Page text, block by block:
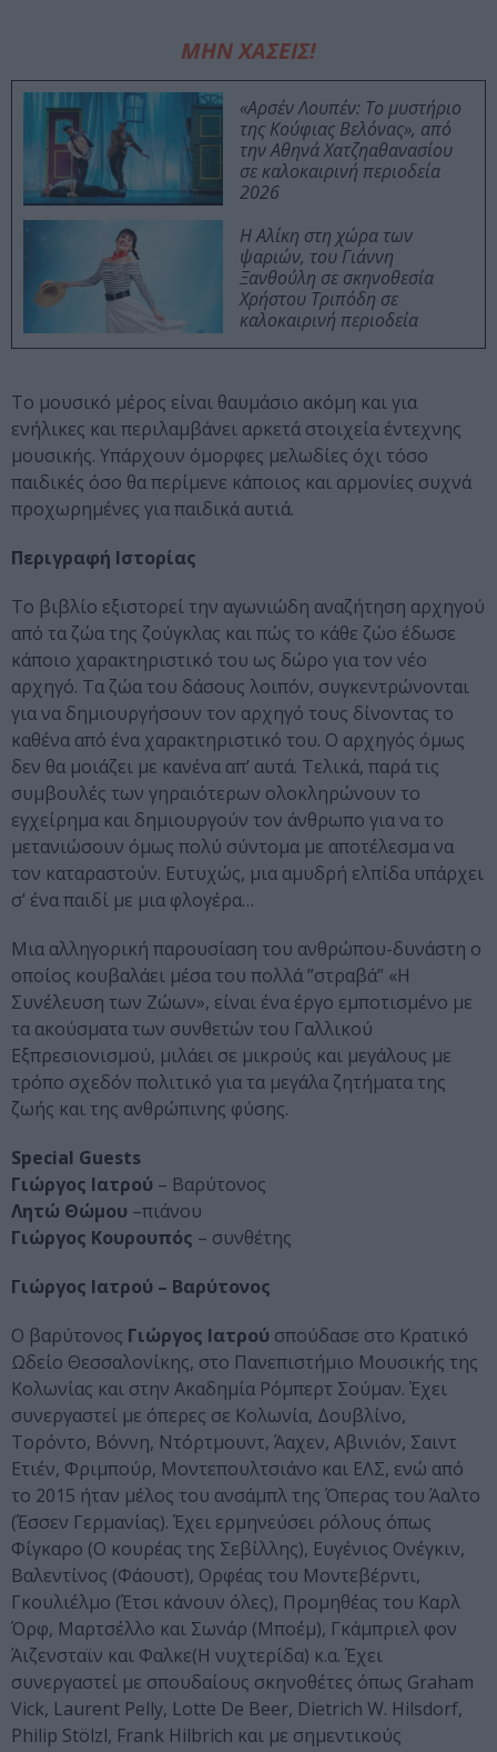
ΜΗΝ ΧΑΣΕΙΣ!
«Αρσέν Λουπέν: Το μυστήριο
της Κούφιας Βελόνας», από
την Αθηνά Χατζηαθανασίου
σε καλοκαιρινή περιοδεία
2026
Η Αλίκη στη χώρα των
ψαριών, του Γιάννη
Ξανθούλη σε σκηνοθεσία
Χρήστου Τριπόδη σε
καλοκαιρινή περιοδεία
Το μουσικό μέρος είναι θαυμάσιο ακόμη και για
ενήλικες και περιλαμβάνει αρκετά στοιχεία έντεχνης
μουσικής. Υπάρχουν όμορφες μελωδίες όχι τόσο
παιδικές όσο θα περίμενε κάποιος και αρμονίες συχνά
προχωρημένες για παιδικά αυτιά.
Περιγραφή Ιστορίας
Το βιβλίο εξιστορεί την αγωνιώδη αναζήτηση αρχηγού
από τα ζώα της ζούγκλας και πώς το κάθε ζώο έδωσε
κάποιο χαρακτηριστικό του ως δώρο για τον νέο
αρχηγό. Τα ζώα του δάσους λοιπόν, συγκεντρώνονται
για να δημιουργήσουν τον αρχηγό τους δίνοντας το
καθένα από ένα χαρακτηριστικό του. Ο αρχηγός όμως
δεν θα μοιάζει με κανένα απ’ αυτά. Τελικά, παρά τις
συμβουλές των γηραιότερων ολοκληρώνουν το
εγχείρημα και δημιουργούν τον άνθρωπο για να το
μετανιώσουν όμως πολύ σύντομα με αποτέλεσμα να
τον καταραστούν. Ευτυχώς, μια αμυδρή ελπίδα υπάρχει
σ’ ένα παιδί με μια φλογέρα…
Μια αλληγορική παρουσίαση του ανθρώπου-δυνάστη ο
οποίος κουβαλάει μέσα του πολλά ”στραβά” «Η
Συνέλευση των Ζώων», είναι ένα έργο εμποτισμένο με
τα ακούσματα των συνθετών του Γαλλικού
Εξπρεσιονισμού, μιλάει σε μικρούς και μεγάλους με
τρόπο σχεδόν πολιτικό για τα μεγάλα ζητήματα της
ζωής και της ανθρώπινης φύσης.
Special Guests
Γιώργος Ιατρού – Βαρύτονος
Λητώ Θώμου –πιάνου
Γιώργος Κουρουπός – συνθέτης
Γιώργος Ιατρού – Βαρύτονος
O βαρύτονος Γιώργος Ιατρού σπούδασε στο Κρατικό
Ωδείο Θεσσαλονίκης, στο Πανεπιστήμιο Μουσικής της
Κολωνίας και στην Aκαδημία Ρόμπερτ Σούμαν. Έχει
συνεργαστεί με όπερες σε Κολωνία, Δουβλίνο,
Τορόντο, Βόννη, Ντόρτμουντ, Άαχεν, Αβινιόν, Σαιντ
Ετιέν, Φριμπούρ, Μοντεπουλτσιάνο και ΕΛΣ, ενώ από
το 2015 ήταν μέλος του ανσάμπλ της Όπερας του Άαλτο
(Έσσεν Γερμανίας). Έχει ερμηνεύσει ρόλους όπως
Φίγκαρο (Ο κουρέας της Σεβίλλης), Ευγένιος Ονέγκιν,
Βαλεντίνος (Φάουστ), Ορφέας του Μοντεβέρντι,
Γκουλιέλμο (Έτσι κάνουν όλες), Προμηθέας του Καρλ
Όρφ, Μαρτσέλλο και Σωνάρ (Μποέμ), Γκάμπριελ φον
Άιζενσταϊν και Φαλκε(Η νυχτερίδα) κ.α. Έχει
συνεργαστεί με σπουδαίους σκηνοθέτες όπως Graham
Vick, Laurent Pelly, Lotte De Beer, Dietrich W. Hilsdorf,
Philip Stölzl, Frank Hilbrich και με σημεντικούς